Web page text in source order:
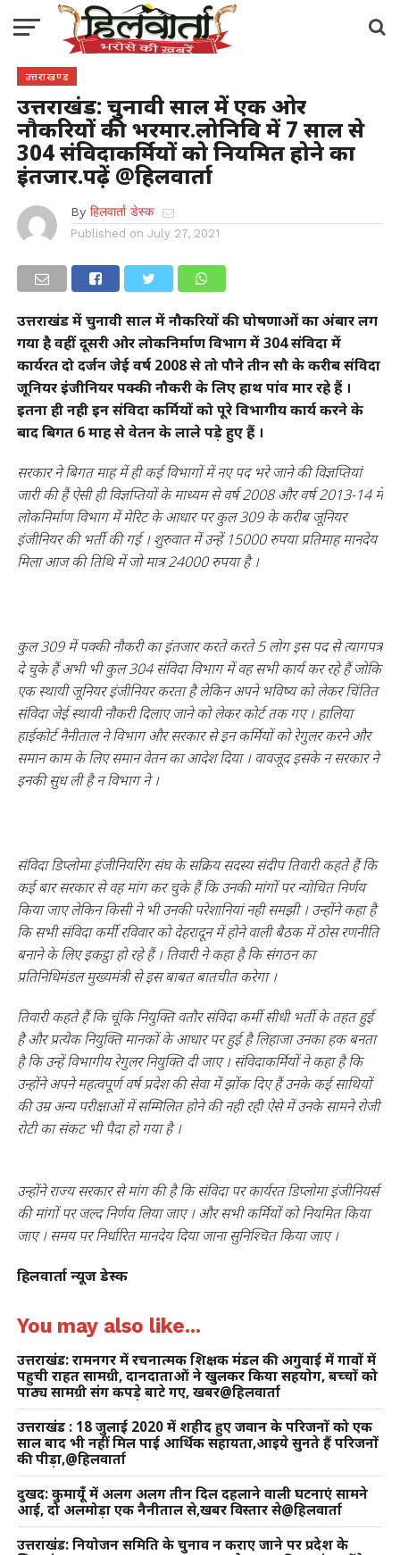
उत्तराखण्ड
उत्तराखंड: चुनावी साल में एक ओर
नौकरियों की भरमार.लोनिवि में 7 साल से
304 संविदाकर्मियों को नियमित होने का
इंतजार.पढ़ें @हिलवार्ता
By हिलवार्ता डेस्क
Published on July 27, 2021
उत्तराखंड में चुनावी साल में नौकरियों की घोषणाओं का अंबार लग
गया है वहीं दूसरी ओर लोकनिर्माण विभाग में 304 संविदा में
कार्यरत दो दर्जन जेई वर्ष 2008 से तो पौने तीन सौ के करीब संविदा
जूनियर इंजीनियर पक्की नौकरी के लिए हाथ पांव मार रहे हैं ।
इतना ही नही इन संविदा कर्मियों को पूरे विभागीय कार्य करने के
बाद बिगत 6 माह से वेतन के लाले पड़े हुए हैं ।
सरकार ने बिगत माह में ही कई विभागों में नए पद भरे जाने की विज्ञप्तियां
जारी की हैं ऐसी ही विज्ञप्तियों के माध्यम से वर्ष 2008 और वर्ष 2013-14 में
लोकनिर्माण विभाग में मेरिट के आधार पर कुल 309 के करीब जूनियर
इंजीनियर की भर्ती की गई । शुरुवात में उन्हें 15000 रुपया प्रतिमाह मानदेय
मिला आज की तिथि में जो मात्र 24000 रुपया है ।
कुल 309 में पक्की नौकरी का इंतजार करते करते 5 लोग इस पद से त्यागपत्र
दे चुके हैं अभी भी कुल 304 संविदा विभाग में वह सभी कार्य कर रहे हैं जोकि
एक स्थायी जूनियर इंजीनियर करता है लेकिन अपने भविष्य को लेकर चिंतित
संविदा जेई स्थायी नौकरी दिलाए जाने को लेकर कोर्ट तक गए । हालिया
हाईकोर्ट नैनीताल ने विभाग और सरकार से इन कर्मियों को रेगुलर करने और
समान काम के लिए समान वेतन का आदेश दिया । वावजूद इसके न सरकार ने
इनकी सुध ली है न विभाग ने ।
संविदा डिप्लोमा इंजीनियरिंग संघ के सक्रिय सदस्य संदीप तिवारी कहते हैं कि
कई बार सरकार से वह मांग कर चुके हैं कि उनकी मांगों पर न्योचित निर्णय
किया जाए लेकिन किसी ने भी उनकी परेशानियां नही समझी । उन्होंने कहा है
कि सभी संविदा कर्मी रविवार को देहरादून में होने वाली बैठक में ठोस रणनीति
बनाने के लिए इकट्ठा हो रहे हैं । तिवारी ने कहा है कि संगठन का
प्रतिनिधिमंडल मुख्यमंत्री से इस बाबत बातचीत करेगा ।
तिवारी कहते हैं कि चूंकि नियुक्ति वतौर संविदा कर्मी सीधी भर्ती के तहत हुई
है और प्रत्येक नियुक्ति मानकों के आधार पर हुई है लिहाजा उनका हक बनता
है कि उन्हें विभागीय रेगुलर नियुक्ति दी जाए । संविदाकर्मियों ने कहा है कि
उन्होंने अपने महत्वपूर्ण वर्ष प्रदेश की सेवा में झोंक दिए हैं उनके कई साथियों
की उम्र अन्य परीक्षाओं में सम्मिलित होने की नही रही ऐसे में उनके सामने रोजी
रोटी का संकट भी पैदा हो गया है ।
उन्होंने राज्य सरकार से मांग की है कि संविदा पर कार्यरत डिप्लोमा इंजीनियर्स
की मांगों पर जल्द निर्णय लिया जाए । और सभी कर्मियों को नियमित किया
जाए । समय पर निर्धारित मानदेय दिया जाना सुनिश्चित किया जाए ।
हिलवार्ता न्यूज डेस्क
You may also like...
उत्तराखंड: रामनगर में रचनात्मक शिक्षक मंडल की अगुवाई में गावों में
पहुची राहत सामग्री, दानदाताओं ने खुलकर किया सहयोग, बच्चों को
पाठ्य सामग्री संग कपड़े बाटे गए, खबर@हिलवार्ता
उत्तराखंड : 18 जुलाई 2020 में शहीद हुए जवान के परिजनों को एक
साल बाद भी नहीं मिल पाई आर्थिक सहायता,आइये सुनते हैं परिजनों
की पीड़ा,@हिलवार्ता
दुखद: कुमायूँ में अलग अलग तीन दिल दहलाने वाली घटनाएं सामने
आई, दो अलमोड़ा एक नैनीताल से,खबर विस्तार से@हिलवार्ता
उत्तराखंड: नियोजन समिति के चुनाव न कराए जाने पर प्रदेश के